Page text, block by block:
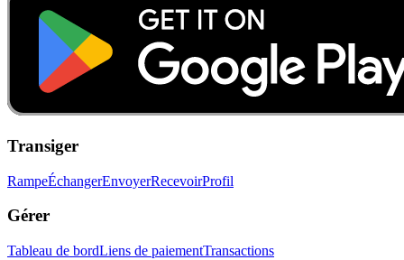
Transiger
RampeÉchangerEnvoyerRecevoirProfil
Gérer
Tableau de bordLiens de paiementTransactions